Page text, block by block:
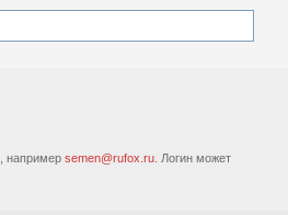
например semen@rufox.ru. Логин может